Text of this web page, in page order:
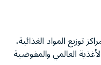
المواد الغذائية،
العالمي والمفوضية